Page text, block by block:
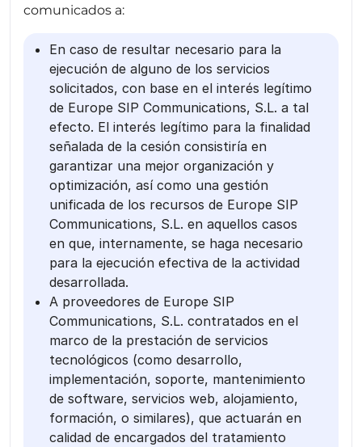
comunicados a:
En caso de resultar necesario para la
ejecución de alguno de los servicios
solicitados, con base en el interés legítimo
de Europe SIP Communications, S.L. a tal
efecto. El interés legítimo para la finalidad
señalada de la cesión consistiría en
garantizar una mejor organización y
optimización, así como una gestión
unificada de los recursos de Europe SIP
Communications, S.L. en aquellos casos
en que, internamente, se haga necesario
para la ejecución efectiva de la actividad
desarrollada.
A proveedores de Europe SIP
Communications, S.L. contratados en el
marco de la prestación de servicios
tecnológicos (como desarrollo,
implementación, soporte, mantenimiento
de software, servicios web, alojamiento,
formación, o similares), que actuarán en
calidad de encargados del tratamiento